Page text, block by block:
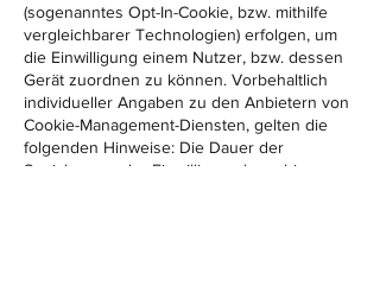
(sogenanntes Opt-In-Cookie, bzw. mithilfe
vergleichbarer Technologien) erfolgen, um
die Einwilligung einem Nutzer, bzw. dessen
Gerät zuordnen zu können. Vorbehaltlich
individueller Angaben zu den Anbietern von
Cookie-Management-Diensten, gelten die
folgenden Hinweise: Die Dauer der
Speicherung der Einwilligung kann bis zu